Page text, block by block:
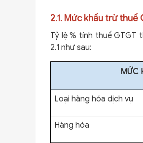
2.1. Mức khấu trừ
Tỷ lệ % tính thuế GTGT
2.1 như sau:
MỨC
Loại hàng hóa dịch vụ
Hàng hóa